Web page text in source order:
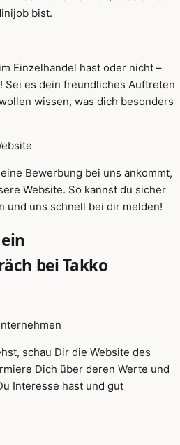
bist.
Einzelhandel hast oder nicht –
Sei es dein freundliches Auftreten
wissen, was dich besonders
Bewerbung bei uns ankommt,
Website. So kannst du sicher
und uns schnell bei dir melden!
bei Takko
schau Dir die Website des
Dich über deren Werte und
Interesse hast und gut